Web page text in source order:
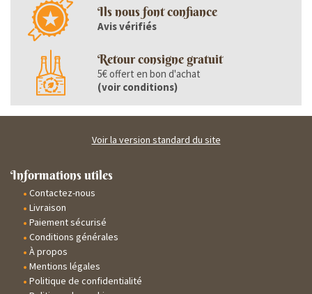
Ils nous font confiance
Avis vérifiés
Retour consigne gratuit
5€ offert en bon d'achat
(voir conditions)
Voir la version standard du site
Informations utiles
Contactez-nous
Livraison
Paiement sécurisé
Conditions générales
À propos
Mentions légales
Politique de confidentialité